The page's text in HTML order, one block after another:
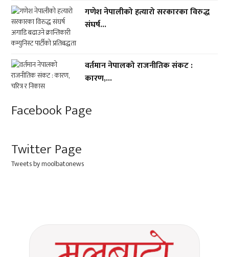
गणेश नेपालीको हत्यारो सरकारका विरुद्ध
संघर्ष...
वर्तमान नेपालको राजनीतिक संकट :
कारण,...
Facebook Page
Twitter Page
Tweets by moolbatonews